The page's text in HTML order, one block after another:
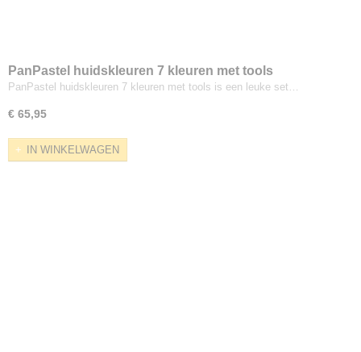
PanPastel huidskleuren 7 kleuren met tools
PanPastel huidskleuren 7 kleuren met tools is een leuke set…
€ 65,95
IN WINKELWAGEN